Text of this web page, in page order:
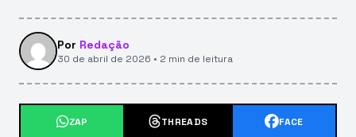
Por Redação
30 de abril de 2026 • 2 min de leitura
ZAP THREADS FACE